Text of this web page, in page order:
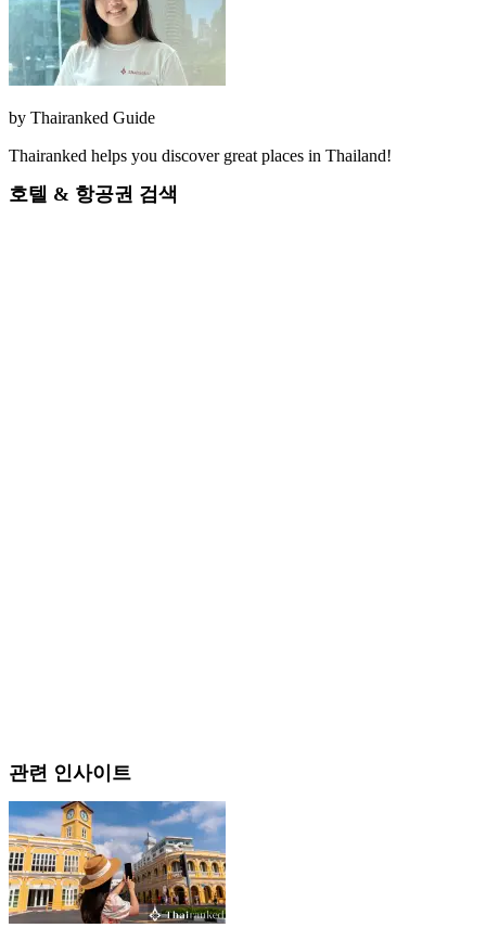
by Thairanked Guide
Thairanked helps you discover great places in Thailand!
호텔 & 항공권 검색
관련 인사이트